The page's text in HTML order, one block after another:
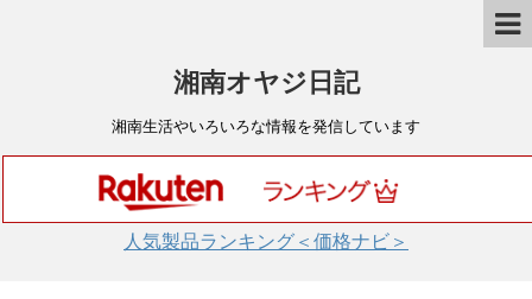
湘南オヤジ日記
湘南生活やいろいろな情報を発信しています
人気製品ランキング＜価格ナビ＞